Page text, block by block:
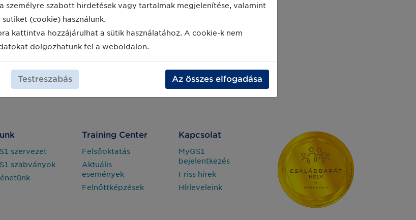
szervezet
szabványok
Training Center
Felsőoktatás
Aktuális
események
Felnőttképzések
Kapcsolat
MyGS1
bejelentkezés
Friss hírek
Hírleveleink
személyre szabott hirdetések vagy tartalmak megjelenítése, valamint
(cookie) használunk.
kattintva hozzájárulhat a sütik használatához. A cookie-k nem
dolgozhatunk fel a weboldalon.
Testreszabás Az összes elfogadása